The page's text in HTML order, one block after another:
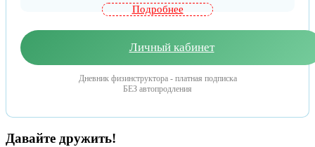
Подробнее
Личный кабинет
Дневник физинструктора - платная подписка
БЕЗ автопродления
Давайте дружить!